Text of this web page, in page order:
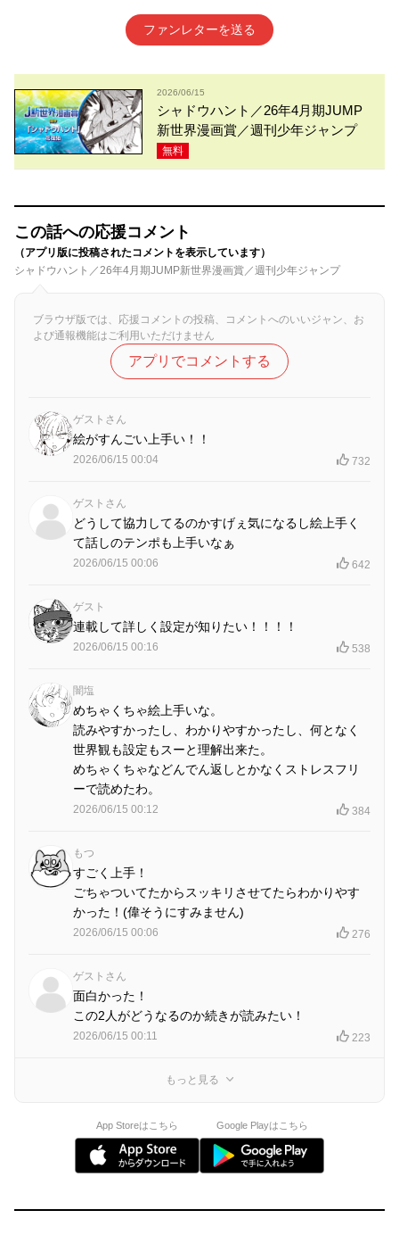
ファンレターを送る
2026/06/15
シャドウハント／26年4月期JUMP
新世界漫画賞／週刊少年ジャンプ
無料
この話への応援コメント
（アプリ版に投稿されたコメントを表示しています）
シャドウハント／26年4月期JUMP新世界漫画賞／週刊少年ジャンプ
ブラウザ版では、応援コメントの投稿、コメントへのいいジャン、お
よび通報機能はご利用いただけません
アプリでコメントする
ゲストさん
絵がすんごい上手い！！
2026/06/15 00:04 732
ゲストさん
どうして協力してるのかすげぇ気になるし絵上手く
て話しのテンポも上手いなぁ
2026/06/15 00:06 642
ゲスト
連載して詳しく設定が知りたい！！！！
2026/06/15 00:16 538
闇塩
めちゃくちゃ絵上手いな。
読みやすかったし、わかりやすかったし、何となく
世界観も設定もスーと理解出来た。
めちゃくちゃなどんでん返しとかなくストレスフリ
ーで読めたわ。
2026/06/15 00:12 384
もつ
すごく上手！
ごちゃついてたからスッキリさせてたらわかりやす
かった！(偉そうにすみません)
2026/06/15 00:06 276
ゲストさん
面白かった！
この2人がどうなるのか続きが読みたい！
2026/06/15 00:11 223
もっと見る
App Storeはこちら Google Playはこちら